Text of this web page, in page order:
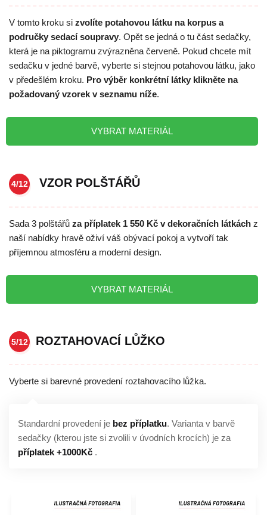
V tomto kroku si zvolíte potahovou látku na korpus a
područky sedací soupravy. Opět se jedná o tu část sedačky,
která je na piktogramu zvýrazněna červeně. Pokud chcete mít
sedačku v jedné barvě, vyberte si stejnou potahovou látku, jako
v předešlém kroku. Pro výběr konkrétní látky klikněte na
požadovaný vzorek v seznamu níže.
VYBRAT MATERIÁL
4/12 VZOR POLŠTÁŘŮ
Sada 3 polštářů za příplatek 1 550 Kč v dekoračních látkách z
naší nabídky hravě oživí váš obývací pokoj a vytvoří tak
příjemnou atmosféru a moderní design.
VYBRAT MATERIÁL
5/12 ROZTAHOVACÍ LŮŽKO
Vyberte si barevné provedení roztahovacího lůžka.
Standardní provedení je bez příplatku. Varianta v barvě
sedačky (kterou jste si zvolili v úvodních krocích) je za
příplatek +1000Kč .